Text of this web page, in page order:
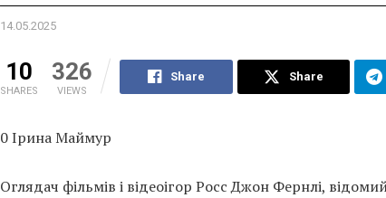
14.05.2025
10
SHARES
326
VIEWS
Share Share
0 Ірина Маймур
Оглядач фільмів і відеоігор Росс Джон Фернлі,